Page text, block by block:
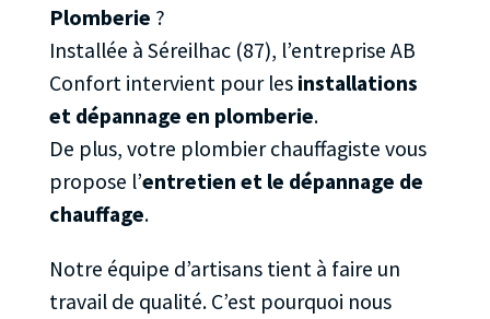
Plomberie ?
Installée à Séreilhac (87), l’entreprise AB
Confort intervient pour les installations
et dépannage en plomberie.
De plus, votre plombier chauffagiste vous
propose l’entretien et le dépannage de
chauffage.
Notre équipe d’artisans tient à faire un
travail de qualité. C’est pourquoi nous